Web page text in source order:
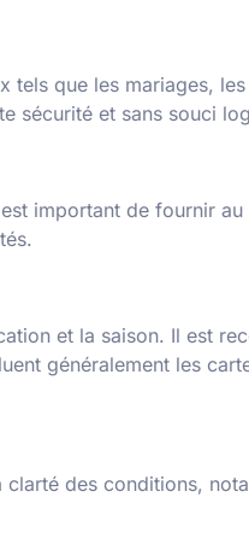
tels que les mariages,
sécurité et sans souci
important de fournir
et la saison. Il est
généralement les
des conditions,